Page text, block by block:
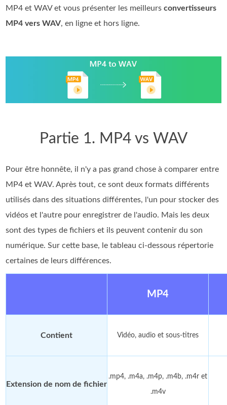
MP4 et WAV et vous présenter les meilleursconvertisseurs
MP4 vers WAV, en ligne et hors ligne.
Partie 1. MP4 vs WAV
Pour être honnête, il n'y a pas grand chose à comparer entre
MP4 et WAV. Après tout, ce sont deux formats différents
utilisés dans des situations différentes, l'un pour stocker des
vidéos et l'autre pour enregistrer de l'audio. Mais les deux
sont des types de fichiers et ils peuvent contenir du son
numérique. Sur cette base, le tableau ci-dessous répertorie
certaines de leurs différences.
MP4
Contient Vidéo, audio et sous-titres
Extension de nom de fichier
.mp4, .m4a, .m4p, .m4b, .m4r et
.m4v